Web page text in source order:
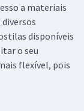
a materiais
disponíveis
o seu
flexível, pois